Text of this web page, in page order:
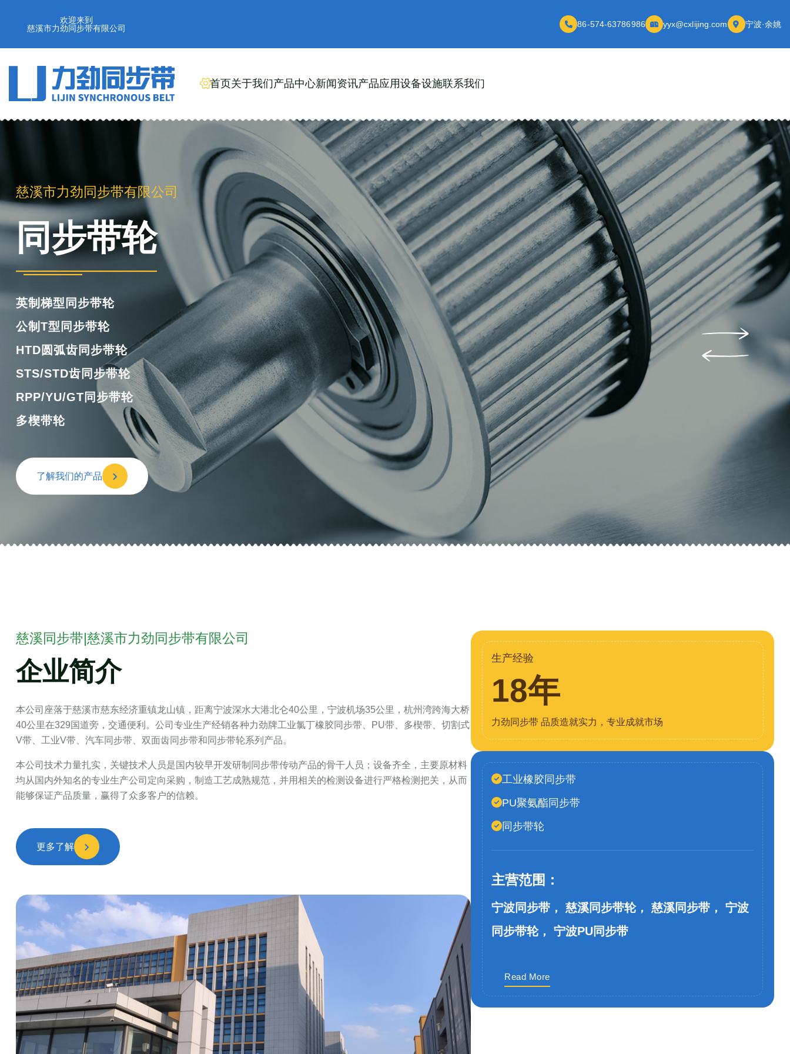
欢迎来到
慈溪市力劲同步带有限公司
86-574-63786986 yyx@cxlijing.com 宁波·余姚
首页关于我们产品中心新闻资讯产品应用设备设施联系我们
慈溪市力劲同步带有限公司
工业橡胶同步带
橡胶单面齿同步带
橡胶双面齿同步带
橡胶多楔带
橡胶开口带
了解我们的产品
慈溪同步带|慈溪市力劲同步带有限公司
企业简介
本公司座落于慈溪市慈东经济重镇龙山镇，距离宁波深水大港北仑40公里，宁波机场35公里，杭州湾跨海大桥
40公里在329国道旁，交通便利。公司专业生产经销各种力劲牌工业氯丁橡胶同步带、PU带、多楔带、切割式
V带、工业V带、汽车同步带、双面齿同步带和同步带轮系列产品。
本公司技术力量扎实，关键技术人员是国内较早开发研制同步带传动产品的骨干人员；设备齐全，主要原材料
均从国内外知名的专业生产公司定向采购，制造工艺成熟规范，并用相关的检测设备进行严格检测把关，从而
能够保证产品质量，赢得了众多客户的信赖。
更多了解
生产经验
18年
力劲同步带 品质造就实力，专业成就市场
工业橡胶同步带
PU聚氨酯同步带
同步带轮
主营范围：
宁波同步带， 慈溪同步带轮， 慈溪同步带， 宁波
同步带轮， 宁波PU同步带
Read More